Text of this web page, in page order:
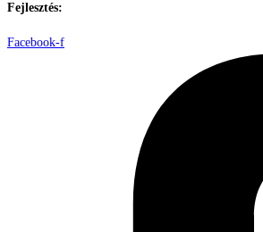
Fejlesztés:
Facebook-f